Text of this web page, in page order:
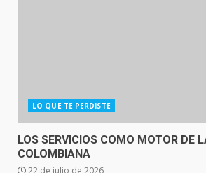
LO QUE TE PERDISTE
LOS SERVICIOS COMO MOTOR DE
COLOMBIANA
22 de julio de 2026